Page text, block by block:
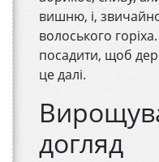
вишню, і,
волоського
посадити, щоб
це далі.
догляд